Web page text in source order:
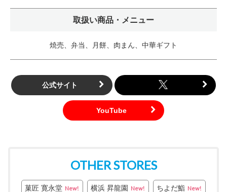
取扱い商品・メニュー
焼売、弁当、月餅、肉まん、中華ギフト
公式サイト
OTHER STORES
菓匠 寛永堂 New! 横浜 昇龍園 New! ちよだ鮨 New!